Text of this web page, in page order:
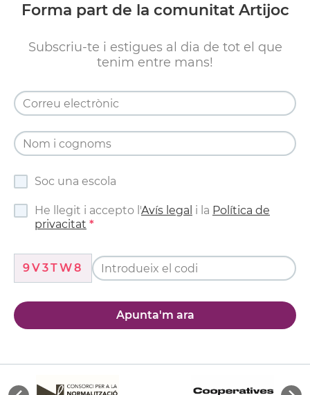
Forma part de la comunitat Artijoc
Subscriu-te i estigues al dia de tot el que
tenim entre mans!
Soc una escola
He llegit i accepto l'Avís legal i la Política de
privacitat
9V3TW8
Apunta'm ara